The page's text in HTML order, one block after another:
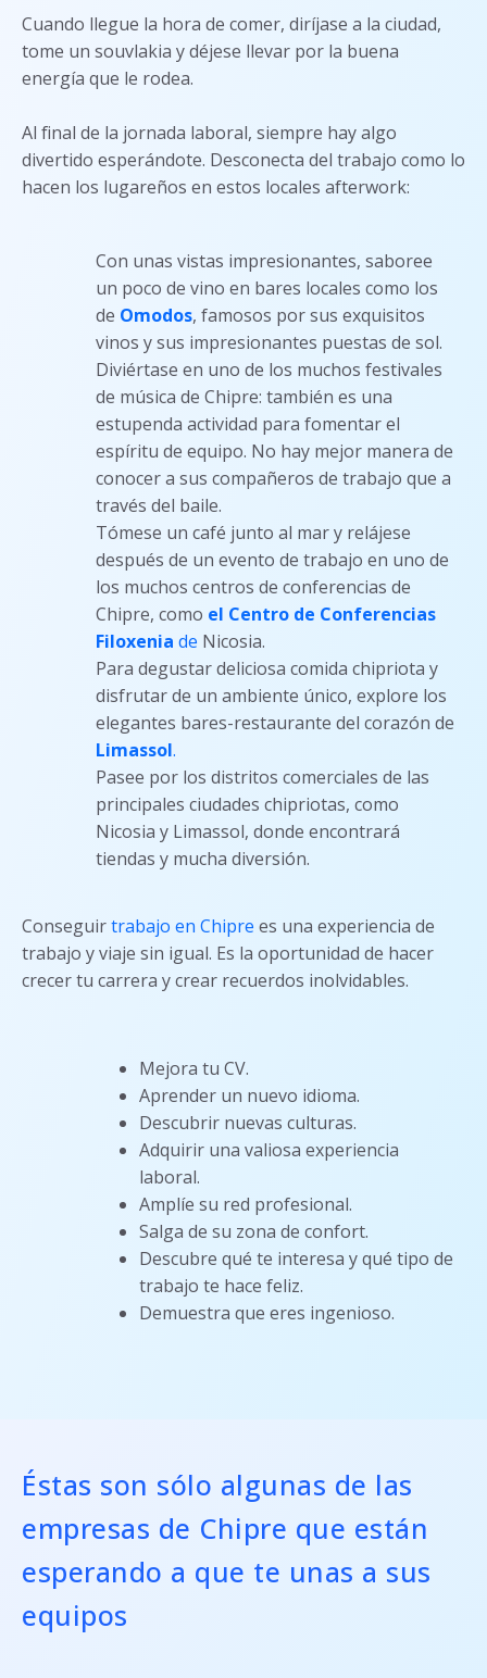
Cuando llegue la hora de comer, diríjase a la ciudad,
tome un souvlakia y déjese llevar por la buena
energía que le rodea.
Al final de la jornada laboral, siempre hay algo
divertido esperándote. Desconecta del trabajo como lo
hacen los lugareños en estos locales afterwork:
Con unas vistas impresionantes, saboree
un poco de vino en bares locales como los
de Omodos, famosos por sus exquisitos
vinos y sus impresionantes puestas de sol.
Diviértase en uno de los muchos festivales
de música de Chipre: también es una
estupenda actividad para fomentar el
espíritu de equipo. No hay mejor manera de
conocer a sus compañeros de trabajo que a
través del baile.
Tómese un café junto al mar y relájese
después de un evento de trabajo en uno de
los muchos centros de conferencias de
Chipre, como el Centro de Conferencias
Filoxenia de Nicosia.
Para degustar deliciosa comida chipriota y
disfrutar de un ambiente único, explore los
elegantes bares-restaurante del corazón de
Limassol.
Pasee por los distritos comerciales de las
principales ciudades chipriotas, como
Nicosia y Limassol, donde encontrará
tiendas y mucha diversión.
Conseguirtrabajo en Chipre es una experiencia de
trabajo y viaje sin igual. Es la oportunidad de hacer
crecer tu carrera y crear recuerdos inolvidables.
Mejora tu CV.
Aprender un nuevo idioma.
Descubrir nuevas culturas.
Adquirir una valiosa experiencia
laboral.
Amplíe su red profesional.
Salga de su zona de confort.
Descubre qué te interesa y qué tipo de
trabajo te hace feliz.
Demuestra que eres ingenioso.
Éstas son sólo algunas de las
empresas de Chipre que están
esperando a que te unas a sus
equipos